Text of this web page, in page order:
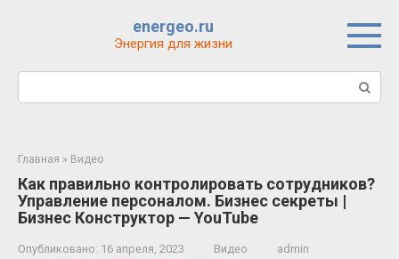
energeo.ru
Энергия для жизни
Поиск:
Главная » Видео
Как правильно контролировать сотрудников?
Управление персоналом. Бизнес секреты |
Бизнес Конструктор — YouTube
Опубликовано: 16 апреля, 2023 Видео admin